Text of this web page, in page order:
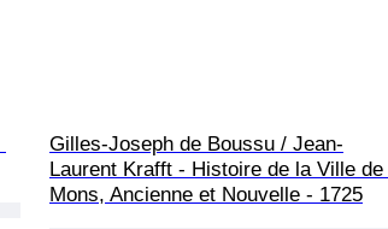
Gilles-Joseph de Boussu / Jean-
Laurent Krafft - Histoire de la Ville de
Mons, Ancienne et Nouvelle - 1725